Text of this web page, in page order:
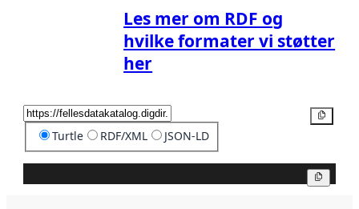
Les mer om RDF og
hvilke formater vi støtter
her
Turtle RDF/XML JSON-LD